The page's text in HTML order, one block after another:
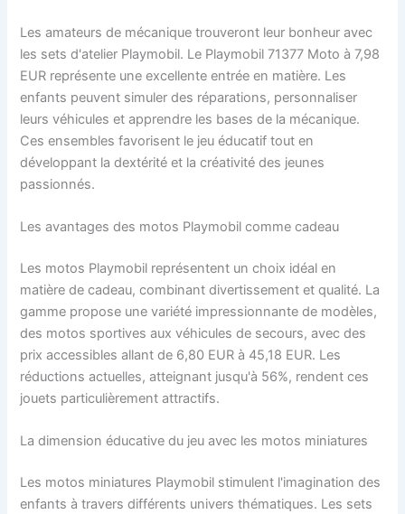
Les amateurs de mécanique trouveront leur bonheur avec
les sets d'atelier Playmobil. Le Playmobil 71377 Moto à 7,98
EUR représente une excellente entrée en matière. Les
enfants peuvent simuler des réparations, personnaliser
leurs véhicules et apprendre les bases de la mécanique.
Ces ensembles favorisent le jeu éducatif tout en
développant la dextérité et la créativité des jeunes
passionnés.
Les avantages des motos Playmobil comme cadeau
Les motos Playmobil représentent un choix idéal en
matière de cadeau, combinant divertissement et qualité. La
gamme propose une variété impressionnante de modèles,
des motos sportives aux véhicules de secours, avec des
prix accessibles allant de 6,80 EUR à 45,18 EUR. Les
réductions actuelles, atteignant jusqu'à 56%, rendent ces
jouets particulièrement attractifs.
La dimension éducative du jeu avec les motos miniatures
Les motos miniatures Playmobil stimulent l'imagination des
enfants à travers différents univers thématiques. Les sets